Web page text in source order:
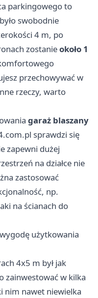
parkingowego to
swobodnie
4 m, po
zostanieokoło 1
przechowywać w
rzeczy, warto
garaż blaszany
sprawdzi się
zapewni dużej
na działce nie
zastosować
np.
na ścianach do
użytkowania
4x5 m był jak
zainwestować w kilka
nim nawet niewielka